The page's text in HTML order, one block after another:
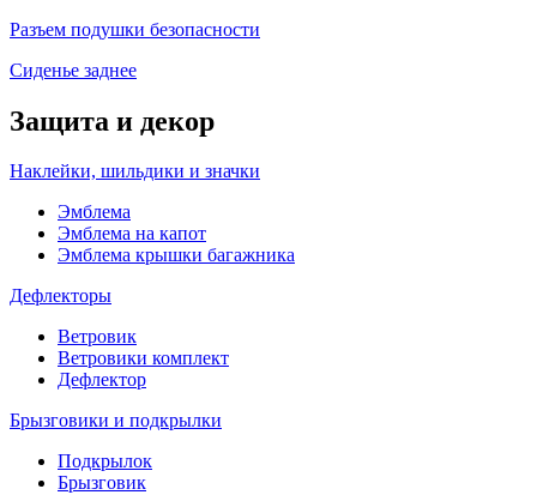
Разъем подушки безопасности
Сиденье заднее
Защита и декор
Наклейки, шильдики и значки
Эмблема
Эмблема на капот
Эмблема крышки багажника
Дефлекторы
Ветровик
Ветровики комплект
Дефлектор
Брызговики и подкрылки
Подкрылок
Брызговик